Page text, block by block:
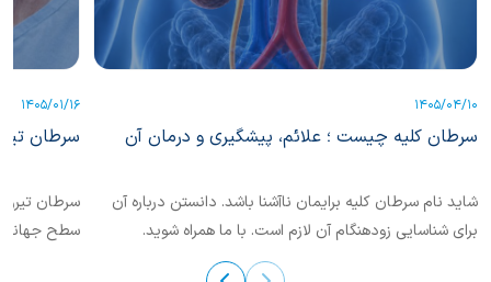
1405/04/10
سرطان کلیه چیست ؛ علائم، پیشگیری و درمان آن
شاید نام سرطان کلیه برایمان ناآشنا باشد. دانستن درباره آن
برای شناسایی زودهنگام آن لازم است. با ما همراه شوید.
1405/01/16
سرطان
سرطان
سطح جهانی